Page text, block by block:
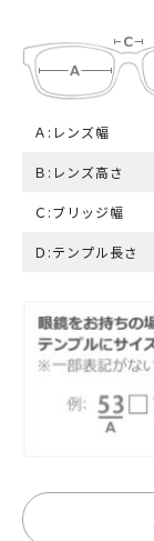
Ａ:レンズ幅
Ｂ:レンズ高さ
Ｃ:ブリッジ幅
Ｄ:テンプル長さ